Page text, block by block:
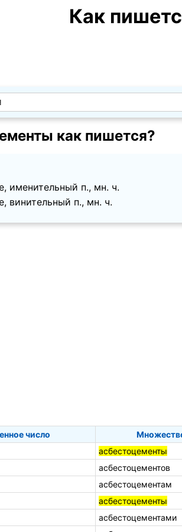
Как
как пишется?
именительный п., мн. ч.
винительный п., мн. ч.
число
асбестоцементы
асбестоцементов
асбестоцементам
асбестоцементы
асбестоцементами